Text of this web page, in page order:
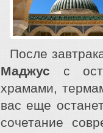
После
Маджус с
храмами,
вас еще
сочетание